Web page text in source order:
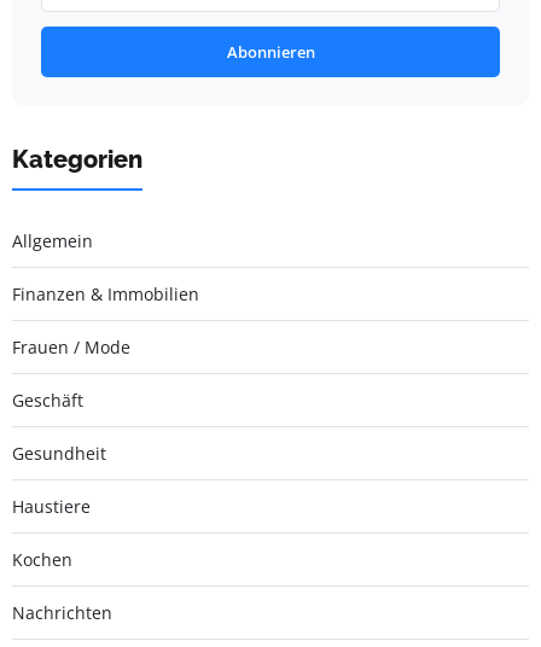
Abonnieren
Kategorien
Allgemein
Finanzen & Immobilien
Frauen / Mode
Geschäft
Gesundheit
Haustiere
Kochen
Nachrichten